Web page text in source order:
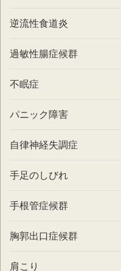
逆流性食道炎
過敏性腸症候群
不眠症
パニック障害
自律神経失調症
手足のしびれ
手根管症候群
胸郭出口症候群
肩こり